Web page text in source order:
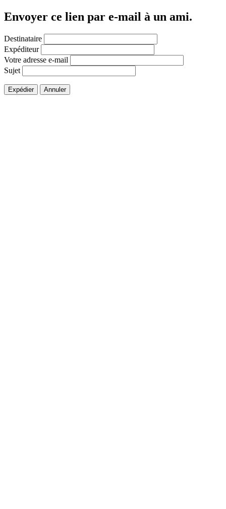
Envoyer ce lien par e-mail à un ami.
Destinataire
Expéditeur
Votre adresse e-mail
Sujet
Expédier Annuler